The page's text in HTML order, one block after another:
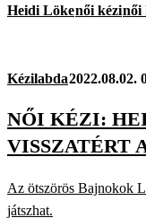
Heidi Lökenői kézinői
Kézilabda2022.08.02.
NŐI KÉZI:
VISSZATÉRT
Az ötszörös Bajnokok
játszhat.